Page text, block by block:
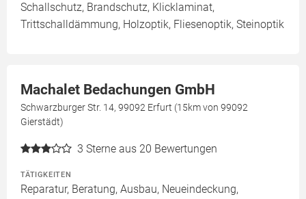
Schallschutz, Brandschutz, Klicklaminat,
Trittschalldämmung, Holzoptik, Fliesenoptik, Steinoptik
Machalet Bedachungen GmbH
Schwarzburger Str. 14, 99092 Erfurt (15km von 99092
Gierstädt)
3 Sterne aus 20 Bewertungen
TÄTIGKEITEN
Reparatur, Beratung, Ausbau, Neueindeckung,